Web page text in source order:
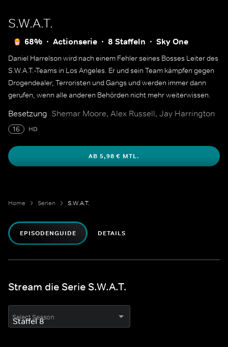
S.W.A.T.
68% Actionserie 8 Staffeln Sky One
Daniel Harrelson wird nach einem Fehler seines Bosses Leiter des
S.W.A.T.-Teams in Los Angeles. Er und sein Team kämpfen gegen
Drogendealer, Terroristen und Gangs und werden immer dann
gerufen, wenn alle anderen Behörden nicht mehr weiterwissen.
Besetzung Shemar Moore, Alex Russell, Jay Harrington
16 HD
AB 5,98 € MTL.
Home Serien S.W.A.T.
EPISODENGUIDE DETAILS
Stream die Serie S.W.A.T.
Select Season